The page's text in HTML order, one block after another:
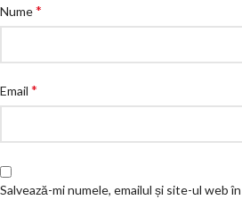
Nume*
Email *
Salvează-mi numele, emailul și site-ul web